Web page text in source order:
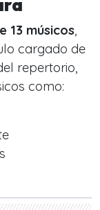
13 músicos,
cargado de
repertorio,
como: